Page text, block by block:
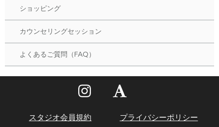
ショッピング
カウンセリングセッション
よくあるご質問（FAQ）
スタジオ会員規約 プライバシーポリシー